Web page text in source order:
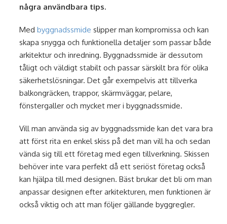
några användbara tips.
Medbyggnadssmide slipper man kompromissa och kan
skapa snygga och funktionella detaljer som passar både
arkitektur och inredning. Byggnadssmide är dessutom
tåligt och väldigt stabilt och passar särskilt bra för olika
säkerhetslösningar. Det går exempelvis att tillverka
balkongräcken, trappor, skärmväggar, pelare,
fönstergaller och mycket mer i byggnadssmide.
Vill man använda sig av byggnadssmide kan det vara bra
att först rita en enkel skiss på det man vill ha och sedan
vända sig till ett företag med egen tillverkning. Skissen
behöver inte vara perfekt då ett seriöst företag också
kan hjälpa till med designen. Bäst brukar det bli om man
anpassar designen efter arkitekturen, men funktionen är
också viktig och att man följer gällande byggregler.